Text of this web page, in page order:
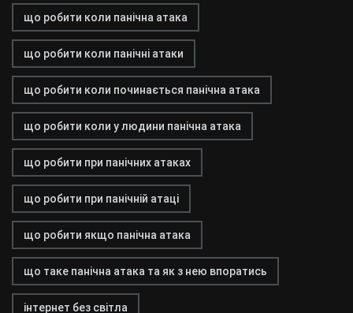
що робити коли панічна атака
що робити коли панічні атаки
що робити коли починається панічна атака
що робити коли у людини панічна атака
що робити при панічних атаках
що робити при панічній атаці
що робити якщо панічна атака
що таке панічна атака та як з нею впоратись
інтернет без світла